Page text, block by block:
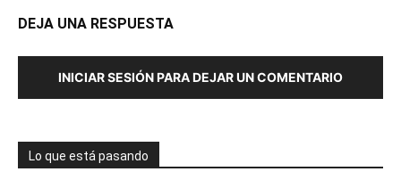
DEJA UNA RESPUESTA
INICIAR SESIÓN PARA DEJAR UN COMENTARIO
Lo que está pasando